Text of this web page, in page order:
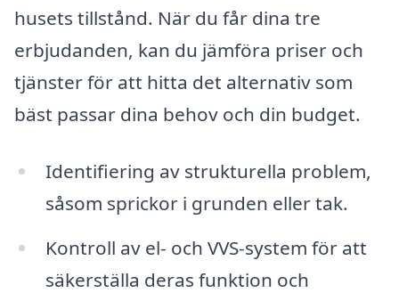
husets tillstånd. När du får dina tre
erbjudanden, kan du jämföra priser och
tjänster för att hitta det alternativ som
bäst passar dina behov och din budget.
Identifiering av strukturella problem,
såsom sprickor i grunden eller tak.
Kontroll av el- och VVS-system för att
säkerställa deras funktion och